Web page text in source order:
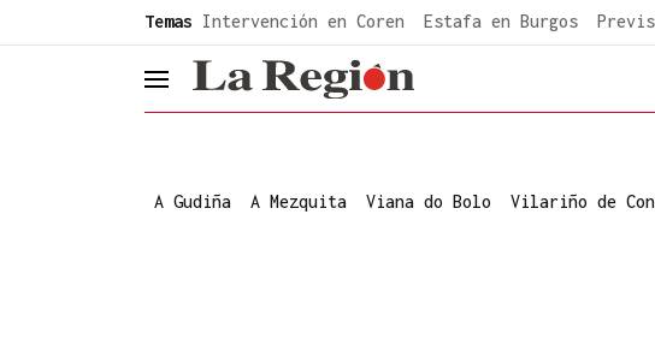
Temas Intervención en Coren Estafa en Burgos
header.menu.open
A Gudiña A Mezquita Viana do Bolo Vilariño de